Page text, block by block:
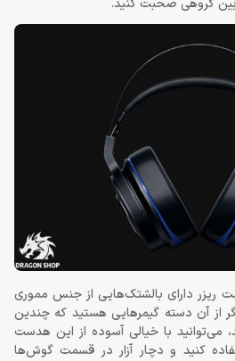
ریزر دارای بالشتک‌هایی از جنس مموری
از آن دسته گیمرهایی هستید که چندین
با خیالی آسوده از این هدست
کنید و دچار آزار در قسمت گوش‌ها